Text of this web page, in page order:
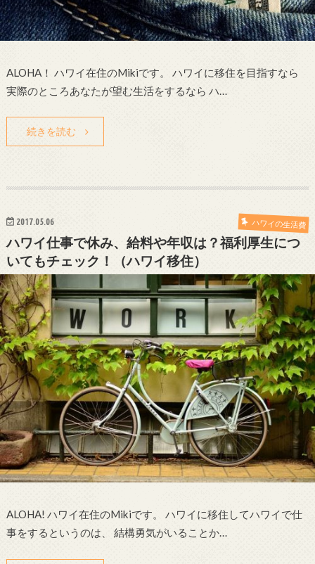
ALOHA！ ハワイ在住のMikiです。 ハワイに移住を目指すなら
実際のところあなたが望む生活をするなら ハ…
続きを読む
2017.05.06 ハワイの生活費
ハワイ仕事で休み、給料や年収は？福利厚生につ
いてもチェック！（ハワイ移住）
ALOHA! ハワイ在住のMikiです。 ハワイに移住してハワイで仕
事をするというのは、 結構勇気がいることか…